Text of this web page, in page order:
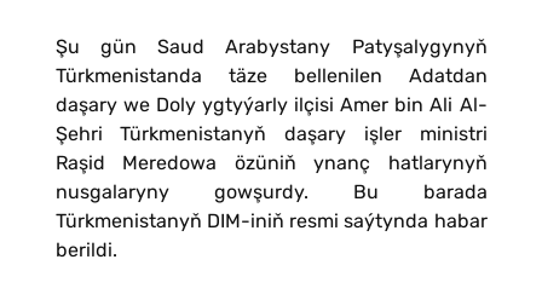
Şu gün Saud Arabystany Patyşalygynyň
Türkmenistanda täze bellenilen Adatdan
daşary we Doly ygtyýarly ilçisi Amer bin Ali Al-
Şehri Türkmenistanyň daşary işler ministri
Raşid Meredowa özüniň ynanç hatlarynyň
nusgalaryny gowşurdy. Bu barada
Türkmenistanyň DIM-iniň resmi saýtynda habar
berildi.